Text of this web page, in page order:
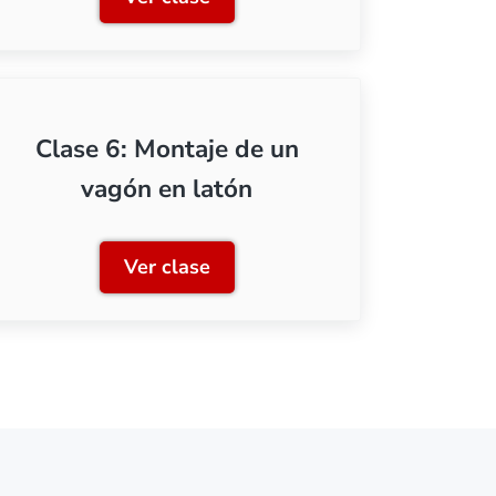
Clase 6: Montaje de un
vagón en latón
Ver claseClase 6: Montaje de un vagón en